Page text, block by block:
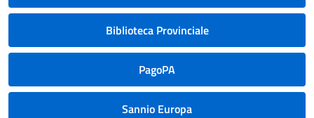
Biblioteca Provinciale
PagoPA
Sannio Europa